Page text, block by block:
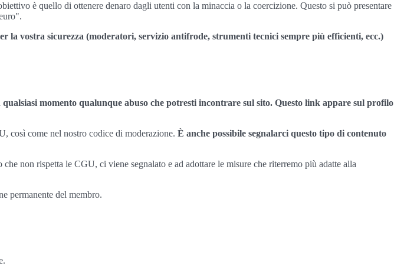
è quello di ottenere denaro dagli utenti con la minaccia o la coercizione. Questo si può presentare
vostra sicurezza (moderatori, servizio antifrode, strumenti tecnici sempre più efficienti, ecc.)
momento qualunque abuso che potresti incontrare sul sito. Questo link appare sul profilo
così come nel nostro codice di moderazione. È anche possibile segnalarci questo tipo di contenuto
non rispetta le CGU, ci viene segnalato e ad adottare le misure che riterremo più adatte alla
permanente del membro.